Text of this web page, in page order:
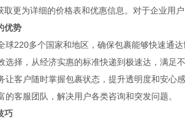
更为详细的价格表和优惠信息。对于企业用
优势
球220多个国家和地区，确保包裹能够快速通达
选择，从经济实惠的标准快递到极速达，满足
让客户随时掌握包裹状态，提升透明度和安心感
的客服团队，解决用户各类咨询和突发问题。
巧